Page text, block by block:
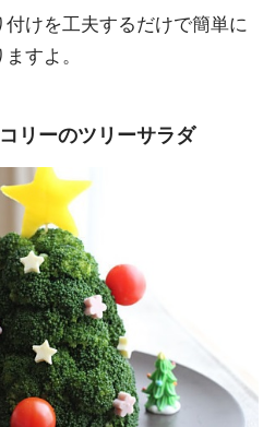
けを工夫するだけで簡単に
すよ。
リーのツリーサラダ